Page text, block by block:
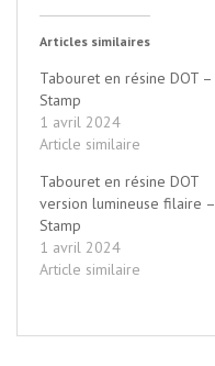
Articles similaires
Tabouret en résine DOT –
Stamp
1 avril 2024
Article similaire
Tabouret en résine DOT
version lumineuse filaire –
Stamp
1 avril 2024
Article similaire